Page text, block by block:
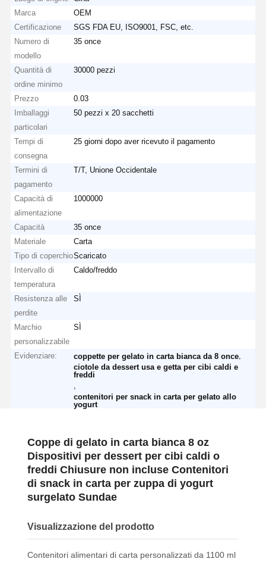
Marca
OEM
Certificazione
SGS FDA EU, ISO9001, FSC, etc.
Numero di
modello
35 once
Quantità di
ordine minimo
30000 pezzi
Prezzo
0.03
Imballaggi
particolari
50 pezzi x 20 sacchetti
Tempi di
consegna
25 giorni dopo aver ricevuto il pagamento
Termini di
pagamento
T/T, Unione Occidentale
Capacità di
alimentazione
1000000
Capacità
35 once
Materiale
Carta
Tipo di coperchioScaricato
Intervallo di
temperatura
Caldo/freddo
Resistenza alle
perdite
SÌ
Marchio
personalizzabile
SÌ
Evidenziare: coppette per gelato in carta bianca da 8 once
ciotole da dessert usa e getta per cibi caldi e
freddi
contenitori per snack in carta per gelato allo
yogurt
Coppe di gelato in carta bianca 8 oz
Dispositivi per dessert per cibi caldi o
freddi Chiusure non incluse Contenitori
di snack in carta per zuppa di yogurt
surgelato Sundae
Visualizzazione del prodotto
Contenitori alimentari di carta personalizzati da 1100 ml